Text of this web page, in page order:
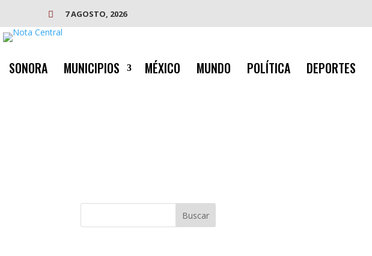
 7 AGOSTO, 2026
SONORA MUNICIPIOS MÉXICO MUNDO POLÍTICA DEPORTES
Buscar